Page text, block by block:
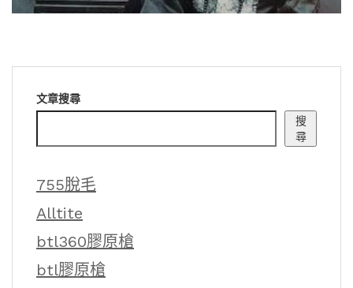
文章搜尋
搜
尋
755脫毛
Alltite
btl360膠原槍
btl膠原槍